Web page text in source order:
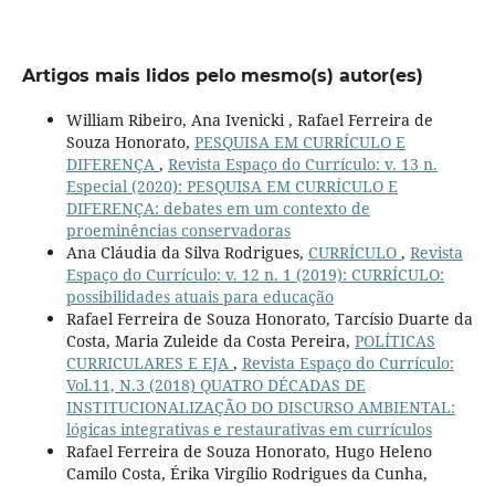
Artigos mais lidos pelo mesmo(s) autor(es)
William Ribeiro, Ana Ivenicki , Rafael Ferreira de
Souza Honorato, PESQUISA EM CURRÍCULO E
DIFERENÇA , Revista Espaço do Currículo: v. 13 n.
Especial (2020): PESQUISA EM CURRÍCULO E
DIFERENÇA: debates em um contexto de
proeminências conservadoras
Ana Cláudia da Silva Rodrigues, CURRÍCULO , Revista
Espaço do Currículo: v. 12 n. 1 (2019): CURRÍCULO:
possibilidades atuais para educação
Rafael Ferreira de Souza Honorato, Tarcísio Duarte da
Costa, Maria Zuleide da Costa Pereira, POLÍTICAS
CURRICULARES E EJA , Revista Espaço do Currículo:
Vol.11, N.3 (2018) QUATRO DÉCADAS DE
INSTITUCIONALIZAÇÃO DO DISCURSO AMBIENTAL:
lógicas integrativas e restaurativas em currículos
Rafael Ferreira de Souza Honorato, Hugo Heleno
Camilo Costa, Érika Virgílio Rodrigues da Cunha,